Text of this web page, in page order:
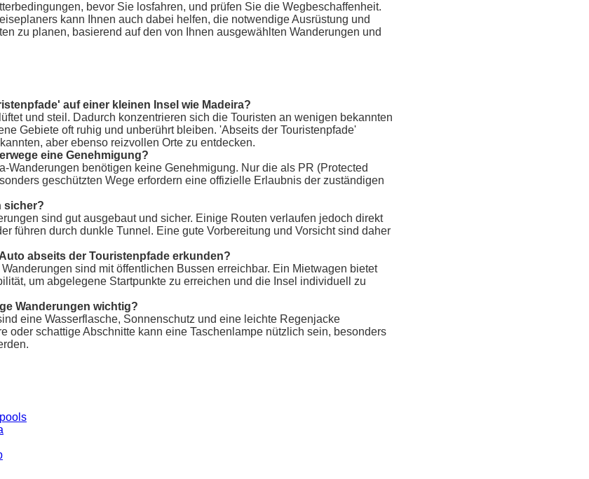
bevor Sie losfahren, und prüfen Sie die Wegbeschaffenheit.
kann Ihnen auch dabei helfen, die notwendige Ausrüstung und
zu planen, basierend auf den von Ihnen ausgewählten Wanderungen und
auf einer kleinen Insel wie Madeira?
und steil. Dadurch konzentrieren sich die Touristen an wenigen bekannten
Gebiete oft ruhig und unberührt bleiben. 'Abseits der Touristenpfade'
aber ebenso reizvollen Orte zu entdecken.
eine Genehmigung?
Wanderungen benötigen keine Genehmigung. Nur die als PR (Protected
geschützten Wege erfordern eine offizielle Erlaubnis der zuständigen
sicher?
sind gut ausgebaut und sicher. Einige Routen verlaufen jedoch direkt
führen durch dunkle Tunnel. Eine gute Vorbereitung und Vorsicht sind daher
abseits der Touristenpfade erkunden?
sind mit öffentlichen Bussen erreichbar. Ein Mietwagen bietet
um abgelegene Startpunkte zu erreichen und die Insel individuell zu
Wanderungen wichtig?
eine Wasserflasche, Sonnenschutz und eine leichte Regenjacke
oder schattige Abschnitte kann eine Taschenlampe nützlich sein, besonders